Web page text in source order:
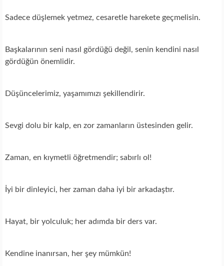
Sadece düşlemek yetmez, cesaretle harekete geçmelisin.
Başkalarının seni nasıl gördüğü değil, senin kendini nasıl
gördüğün önemlidir.
Düşüncelerimiz, yaşamımızı şekillendirir.
Sevgi dolu bir kalp, en zor zamanların üstesinden gelir.
Zaman, en kıymetli öğretmendir; sabırlı ol!
İyi bir dinleyici, her zaman daha iyi bir arkadaştır.
Hayat, bir yolculuk; her adımda bir ders var.
Kendine inanırsan, her şey mümkün!